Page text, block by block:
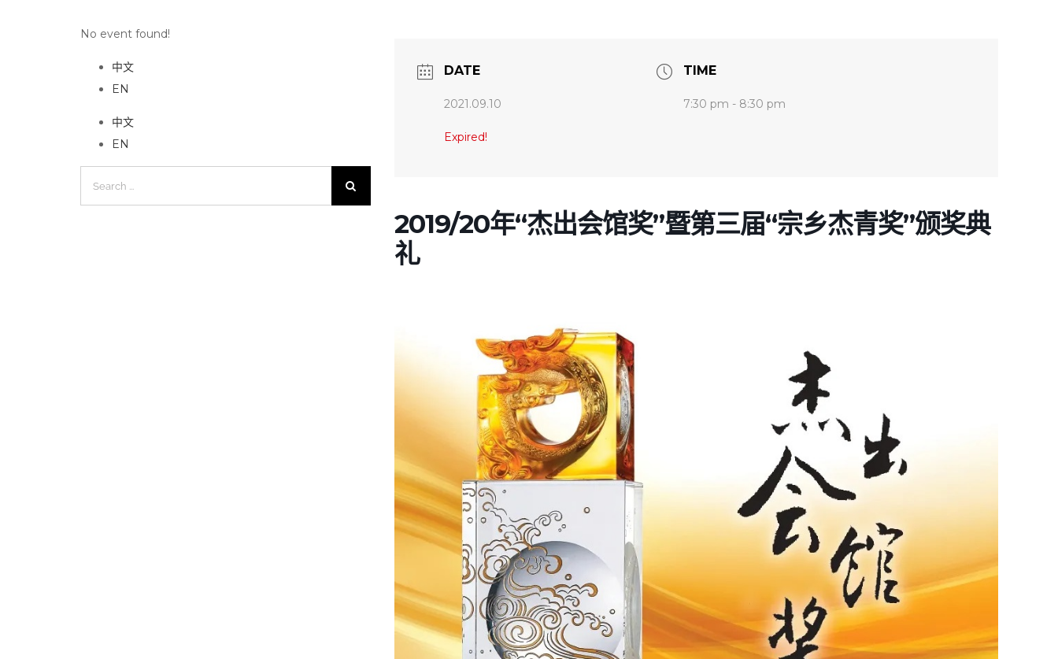
No event found!
中文
EN
中文
EN
DATE
2021.09.10
Expired!
TIME
7:30 pm - 8:30 pm
2019/20年“杰出会馆奖”暨第三届“宗乡杰青奖”颁奖典
礼